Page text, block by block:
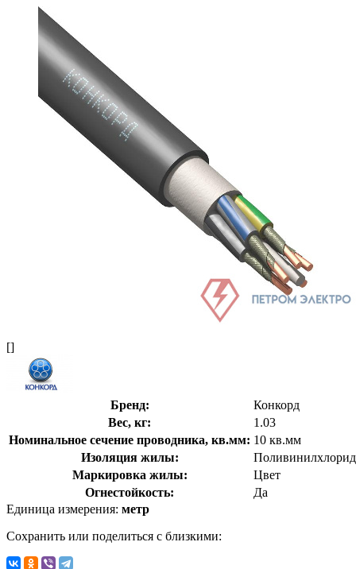
[]
Бренд:
Конкорд
Вес, кг:
1.03
Номинальное сечение проводника, кв.мм: 10 кв.мм
Изоляция жилы:
Маркировка жилы:
Цвет
Огнестойкость:
Да
Единица измерения: метр
Сохранить или поделиться с близкими: